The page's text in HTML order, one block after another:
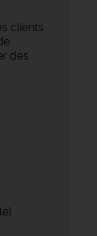
clients
des